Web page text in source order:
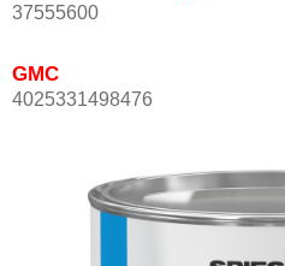
37555600
GMC
4025331498476